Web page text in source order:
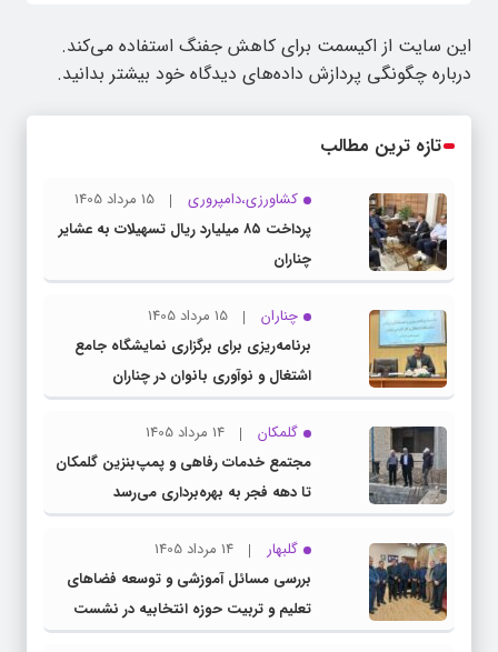
این سایت از اکیسمت برای کاهش جفنگ استفاده می‌کند.
درباره چگونگی پردازش داده‌های دیدگاه خود بیشتر بدانید.
تازه ترین مطالب
کشاورزی،دامپروری
15 مرداد 1405
پرداخت ۸۵ میلیارد ریال تسهیلات به عشایر
چناران
چناران
15 مرداد 1405
برنامه‌ریزی برای برگزاری نمایشگاه جامع
اشتغال و نوآوری بانوان در چناران
گلمکان
14 مرداد 1405
مجتمع خدمات رفاهی و پمپ‌بنزین گلمکان
تا دهه فجر به بهره‌برداری می‌رسد
گلبهار
14 مرداد 1405
بررسی مسائل آموزشی و توسعه فضاهای
تعلیم و تربیت حوزه انتخابیه در نشست
مشترک عضو کمیسیون آموزش مجلس با